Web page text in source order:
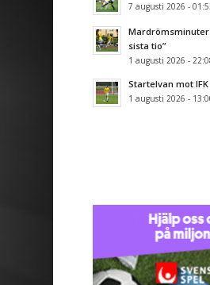
7 augusti 2026 -
Mardrömsminuter
sista tio”
1 augusti 2026 -
Startelvan mot
1 augusti 2026 -